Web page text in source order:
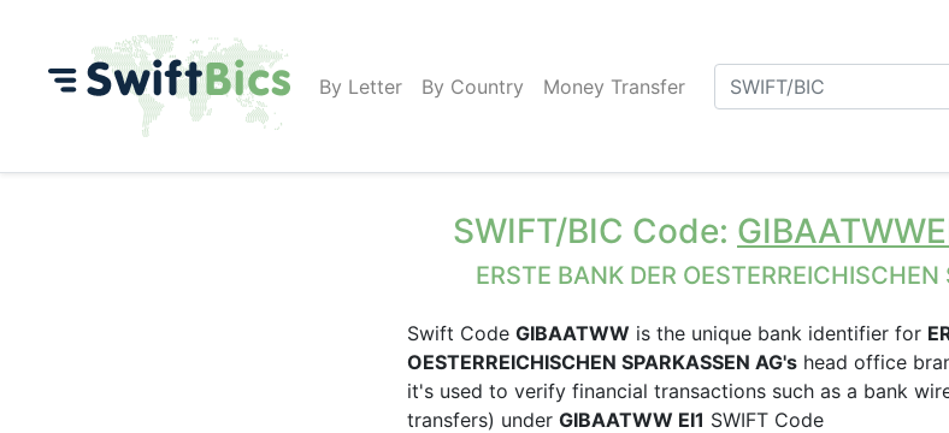
By Letter By Country Money Transfer
SWIFT/BIC Code:
ERSTE BANK DER OESTERREICHISCHEN
Swift Code GIBAATWW is the unique bank identifier for
OESTERREICHISCHEN SPARKASSEN AG's head office
it's used to verify financial transactions such as a bank
transfers) under GIBAATWW EI1 SWIFT Code